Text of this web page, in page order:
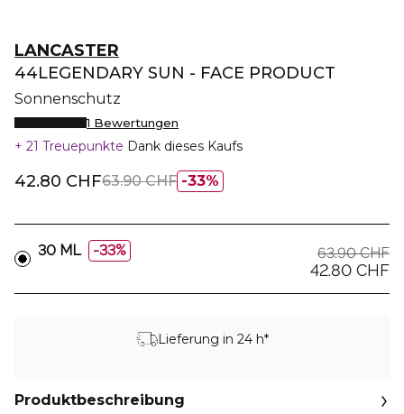
LANCASTER
44LEGENDARY SUN - FACE PRODUCT
Sonnenschutz
1 Bewertungen
21 Treuepunkte Dank dieses Kaufs
33%
42.80 CHF63.90 CHF
30 ML 33% 63.90 CHF
42.80 CHF
Lieferung in 24 h*
Produktbeschreibung